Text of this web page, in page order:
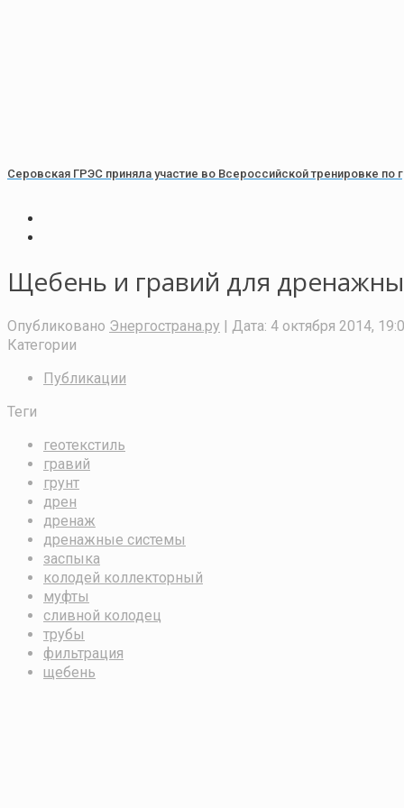
Серовская ГРЭС приняла участие во Всероссийской тренировке по
Щебень и гравий для
Опубликовано Энергострана.ру | Дата: 4 октября 2014,
Категории
Публикации
Теги
геотекстиль
гравий
грунт
дрен
дренаж
дренажные системы
заспыка
колодей коллекторный
муфты
сливной колодец
трубы
фильтрация
щебень